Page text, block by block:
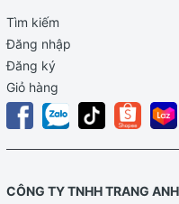
Tìm kiếm
Đăng nhập
Đăng ký
Giỏ hàng
CÔNG TY TNHH TRANG